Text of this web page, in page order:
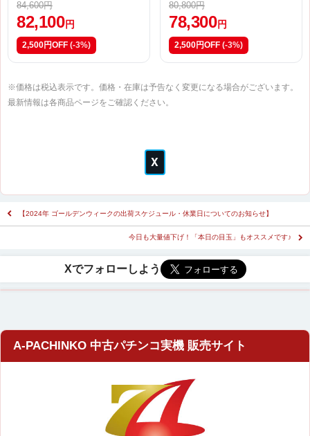
84,600円
82,100 円
2,500円OFF (-3%)
80,800円
78,300 円
2,500円OFF (-3%)
※価格は税込表示です。価格・在庫は予告なく変更になる場合がございます。
最新情報は各商品ページをご確認ください。
【2024年 ゴールデンウィークの出荷スケジュール・休業日についてのお知らせ】
今日も大量値下げ！「本日の目玉」もオススメです♪
A-PACHINKO 中古パチンコ実機 販売サイト